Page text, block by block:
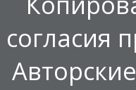
согласия